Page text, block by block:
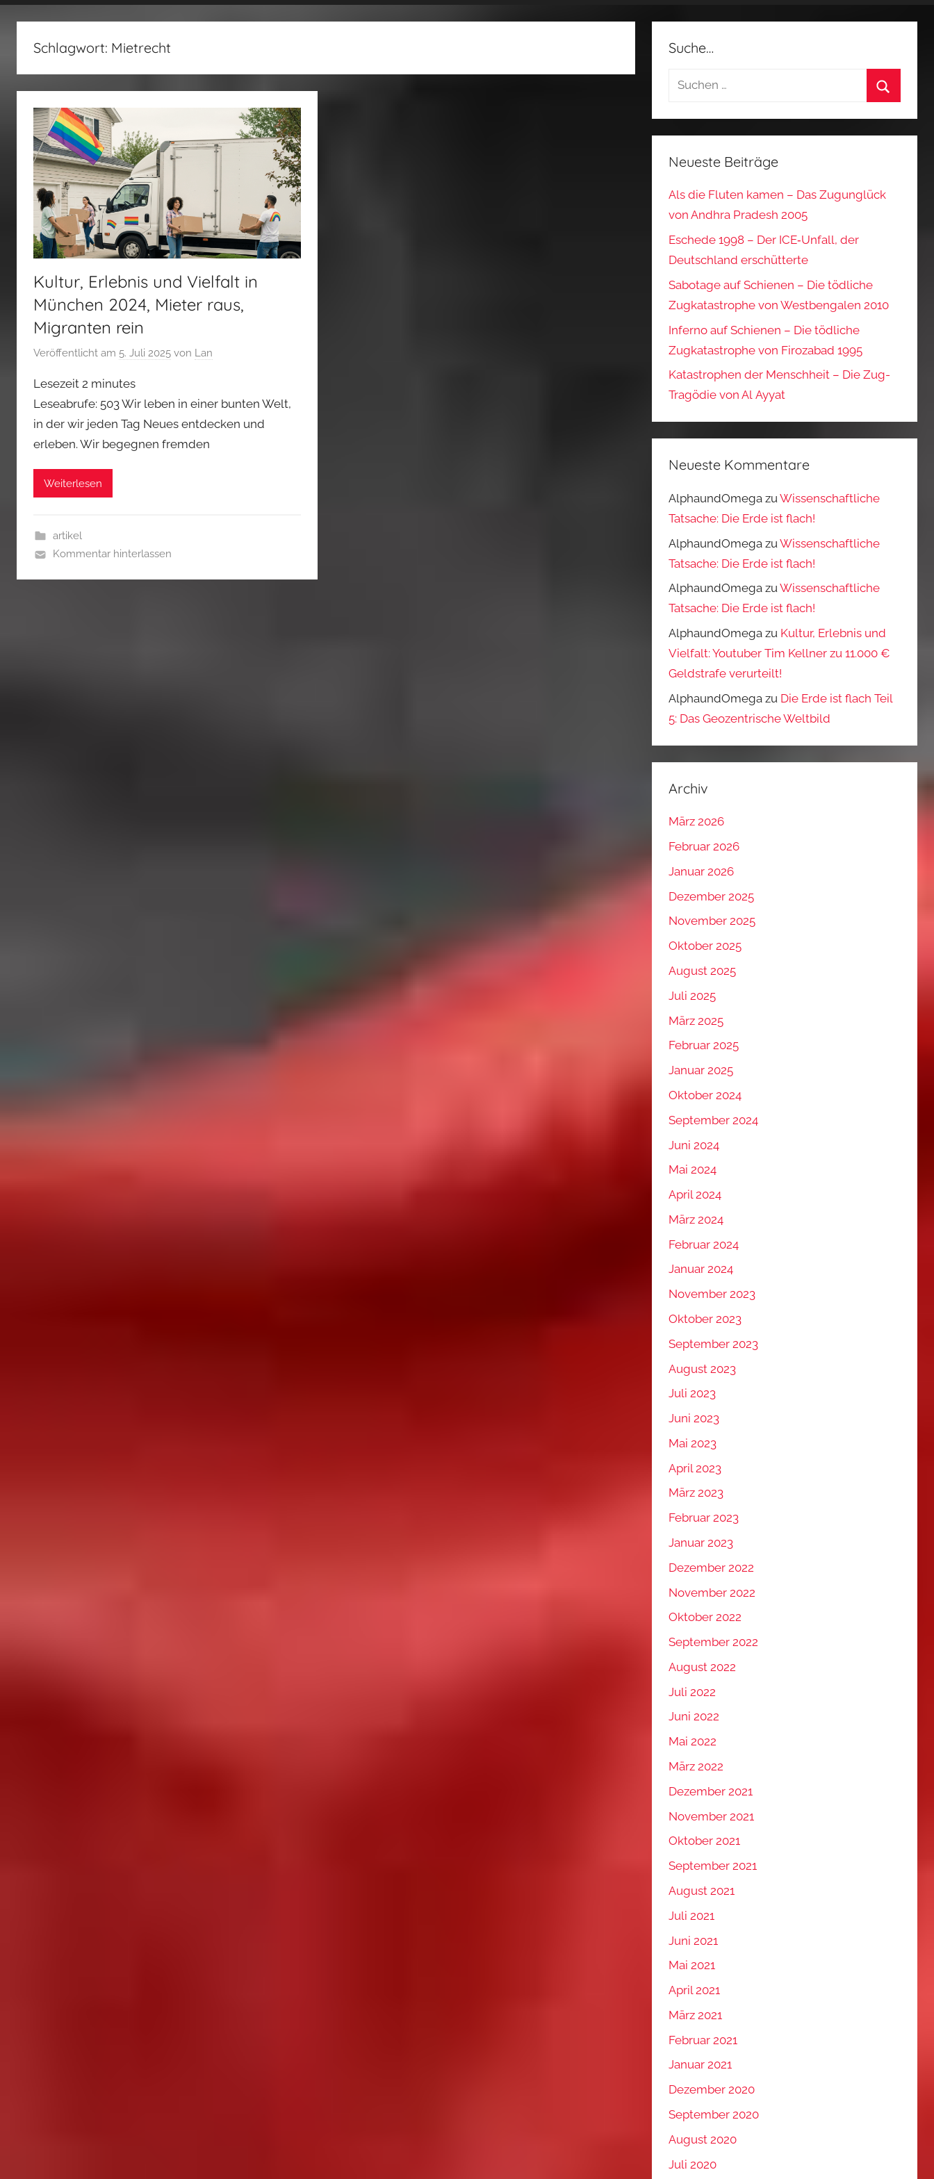
fertig…!
Schlagwort: Mietrecht
Kultur, Erlebnis und Vielfalt in
München 2024, Mieter raus,
Migranten rein
Veröffentlicht am 5. Juli 2025 von Lan
Lesezeit 2 minutes
Leseabrufe: 503 Wir leben in einer bunten Welt,
in der wir jeden Tag Neues entdecken und
erleben. Wir begegnen fremden
Weiterlesen
artikel
Kommentar hinterlassen
Suche…
Suchen
Neueste Beiträge
Als die Fluten kamen – Das Zugunglück
von Andhra Pradesh 2005
Eschede 1998 – Der ICE‑Unfall, der
Deutschland erschütterte
Sabotage auf Schienen – Die tödliche
Zugkatastrophe von Westbengalen 2010
Inferno auf Schienen – Die tödliche
Zugkatastrophe von Firozabad 1995
Katastrophen der Menschheit – Die Zug-
Tragödie von Al Ayyat
Neueste Kommentare
AlphaundOmega zuWissenschaftliche
Tatsache: Die Erde ist flach!
AlphaundOmega zuWissenschaftliche
Tatsache: Die Erde ist flach!
AlphaundOmega zuWissenschaftliche
Tatsache: Die Erde ist flach!
AlphaundOmega zu Kultur, Erlebnis und
Vielfalt: Youtuber Tim Kellner zu 11.000 €
Geldstrafe verurteilt!
AlphaundOmega zu Die Erde ist flach Teil
5: Das Geozentrische Weltbild
Archiv
März 2026
Februar 2026
Januar 2026
Dezember 2025
November 2025
Oktober 2025
August 2025
Juli 2025
März 2025
Februar 2025
Januar 2025
Oktober 2024
September 2024
Juni 2024
Mai 2024
April 2024
März 2024
Februar 2024
Januar 2024
November 2023
Oktober 2023
September 2023
August 2023
Juli 2023
Juni 2023
Mai 2023
April 2023
März 2023
Februar 2023
Januar 2023
Dezember 2022
November 2022
Oktober 2022
September 2022
August 2022
Juli 2022
Juni 2022
Mai 2022
März 2022
Dezember 2021
November 2021
Oktober 2021
September 2021
August 2021
Juli 2021
Juni 2021
Mai 2021
April 2021
März 2021
Februar 2021
Januar 2021
Dezember 2020
September 2020
August 2020
Juli 2020